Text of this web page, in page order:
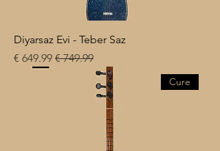
Diyarsaz Evi - Teber Saz
سعر عاديسعر البيع
Cure